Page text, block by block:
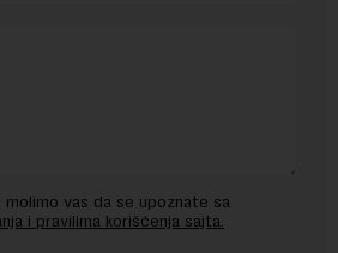
molimo vas da se upoznate sa
i pravilima korišćenja sajta.